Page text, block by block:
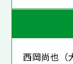
西岡尚也（